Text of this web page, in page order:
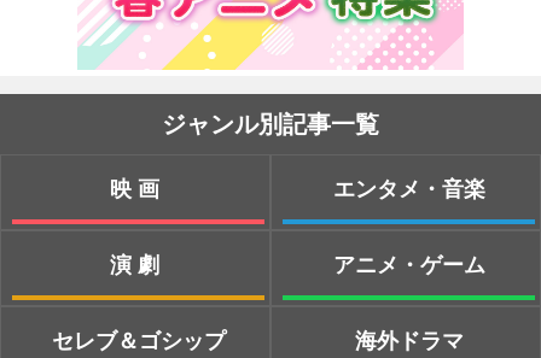
ジャンル別記事一覧
映画
演劇
セレブ＆ゴシップ
エンタメ・音楽
アニメ・ゲーム
海外ドラマ